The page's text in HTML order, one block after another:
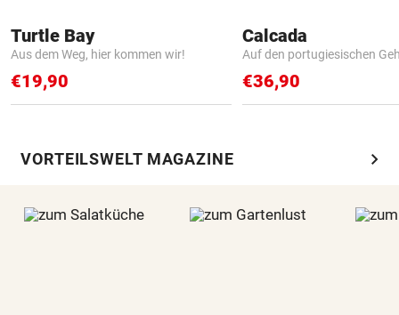
Turtle Bay
Aus dem Weg, hier kommen wir!
€19,90
Calcada
Auf den portugiesischen
€36,90
VORTEILSWELT MAGAZINE chevron_right